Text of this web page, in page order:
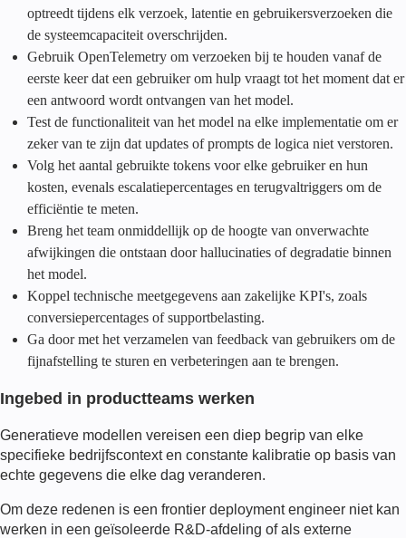
optreedt tijdens elk verzoek, latentie en gebruikersverzoeken die
de systeemcapaciteit overschrijden.
Gebruik OpenTelemetry om verzoeken bij te houden vanaf de
eerste keer dat een gebruiker om hulp vraagt tot het moment dat er
een antwoord wordt ontvangen van het model.
Test de functionaliteit van het model na elke implementatie om er
zeker van te zijn dat updates of prompts de logica niet verstoren.
Volg het aantal gebruikte tokens voor elke gebruiker en hun
kosten, evenals escalatiepercentages en terugvaltriggers om de
efficiëntie te meten.
Breng het team onmiddellijk op de hoogte van onverwachte
afwijkingen die ontstaan door hallucinaties of degradatie binnen
het model.
Koppel technische meetgegevens aan zakelijke KPI's, zoals
conversiepercentages of supportbelasting.
Ga door met het verzamelen van feedback van gebruikers om de
fijnafstelling te sturen en verbeteringen aan te brengen.
Ingebed in productteams werken
Generatieve modellen vereisen een diep begrip van elke
specifieke bedrijfscontext en constante kalibratie op basis van
echte gegevens die elke dag veranderen.
Om deze redenen is een frontier deployment engineer niet kan
werken in een geïsoleerde R&D-afdeling of als externe